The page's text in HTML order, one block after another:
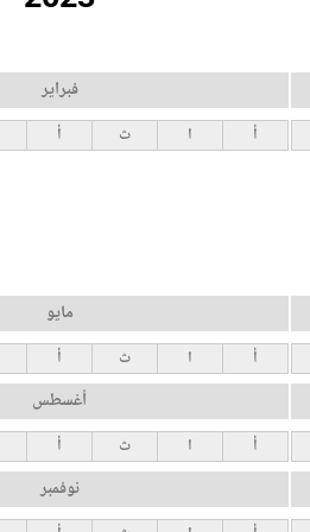
فبراير
أ ا ث أ
مايو
أ ا ث أ
أغسطس
أ ا ث أ
نوفمبر